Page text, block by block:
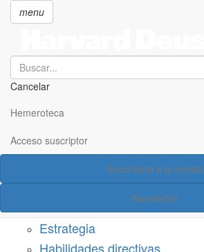
principal
menu
Search
Cancelar
Hemeroteca
Acceso suscriptor
Suscríbete a la revista
Newsletter
Acceso suscriptor
Estrategia
Habilidades directivas